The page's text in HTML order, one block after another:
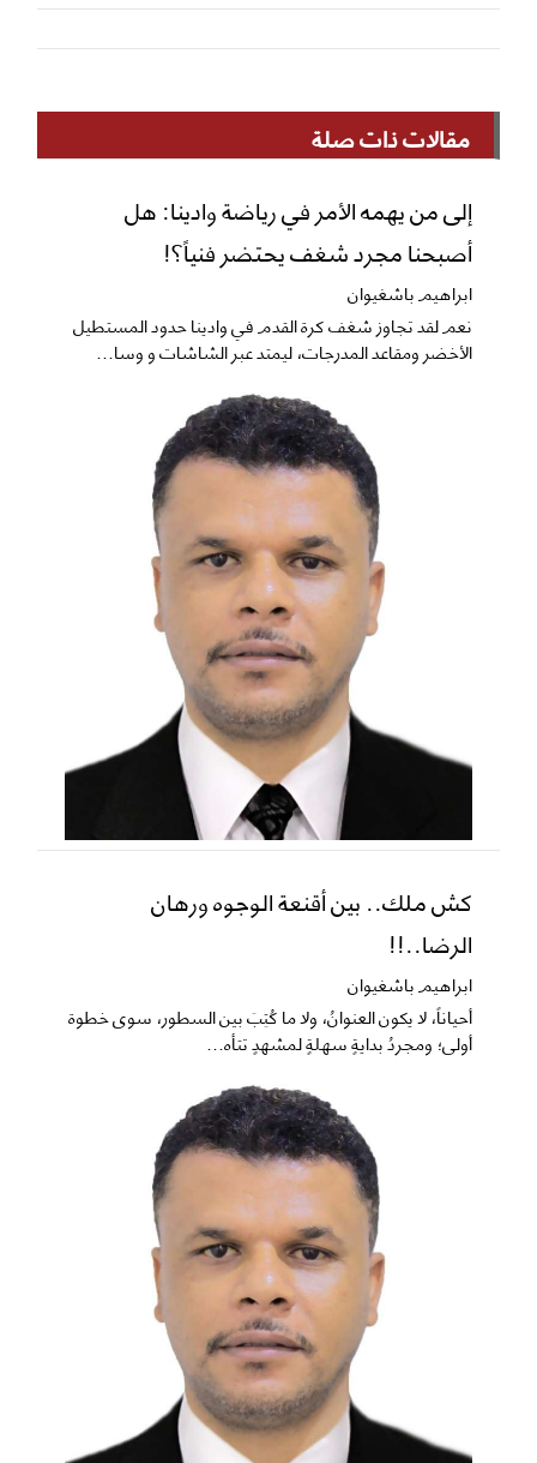
مقالات ذات صلة
إلى من يهمه الأمر في رياضة وادينا: هل
أصبحنا مجرد شغف يحتضر فنياً؟!
ابراهيم باشغيوان
نعم ​لقد تجاوز شغف كرة القدم في وادينا حدود المستطيل
الأخضر ومقاعد المدرجات، ليمتد عبر الشاشات و وسا...
كش ملك.. بين أقنعة الوجوه ورهان
الرضا..!!
ابراهيم باشغيوان
​أحياناً، لا يكون العنوانُ، ولا ما كُتِبَ بين السطور، سوى خطوة
أولى؛ ومجردُ بدايةٍ سهلةٍ لمشهدٍ تتأه...